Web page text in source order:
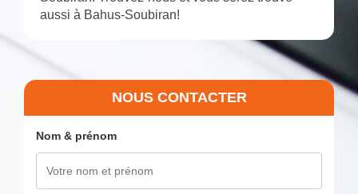
aussi à Bahus-Soubiran!
NOUS CONTACTER
Nom & prénom